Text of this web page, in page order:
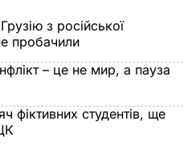
з російської
пробачили
– це не мир, а пауза
фіктивних студентів, ще